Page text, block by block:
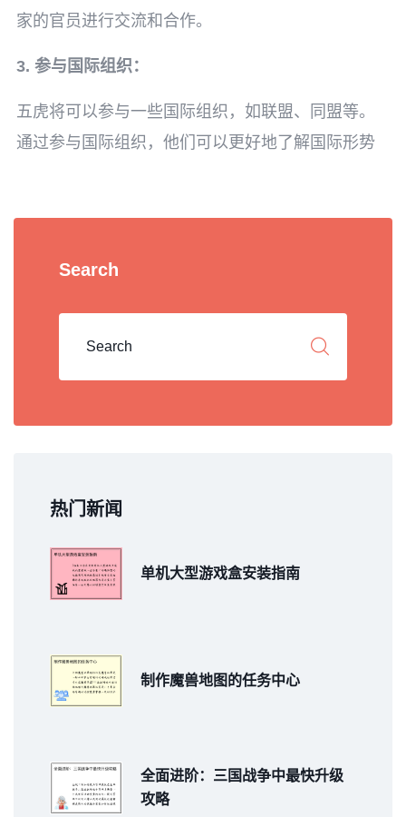
家的官员进行交流和合作。
3. 参与国际组织：
五虎将可以参与一些国际组织，如联盟、同盟等。
通过参与国际组织，他们可以更好地了解国际形势
Search
热门新闻
单机大型游戏盒安装指南
制作魔兽地图的任务中心
全面进阶：三国战争中最快升级
攻略